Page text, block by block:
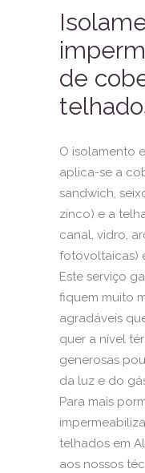
de
O isolamento
aplica-se a
sandwich,
zinco) e a
canal, vidro,
fotovoltaicas)
Este serviço
fiquem muito
agradáveis
quer a nível
generosas
da luz e do
Para mais
telhados em
aos nossos